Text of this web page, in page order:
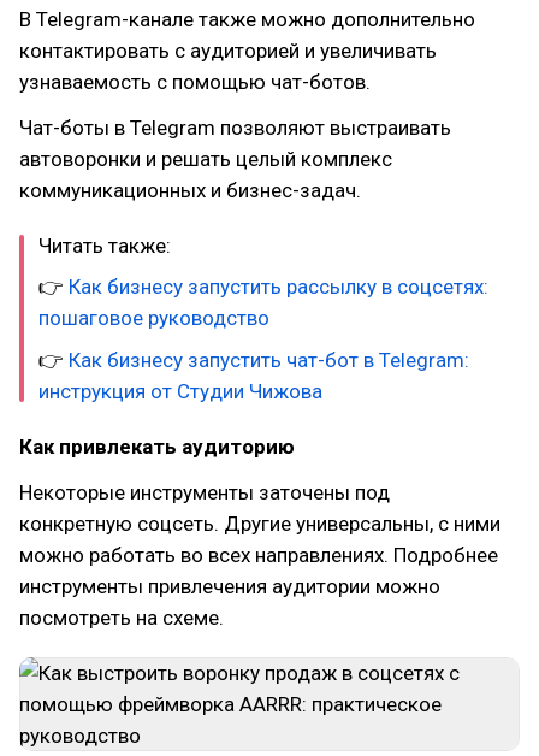
В Telegram-канале также можно дополнительно
контактировать с аудиторией и увеличивать
узнаваемость с помощью чат-ботов.
Чат-боты в Telegram позволяют выстраивать
автоворонки и решать целый комплекс
коммуникационных и бизнес-задач.
Читать также:
👉 Как бизнесу запустить рассылку в соцсетях:
пошаговое руководство
👉 Как бизнесу запустить чат-бот в Telegram:
инструкция от Студии Чижова
Как привлекать аудиторию
Некоторые инструменты заточены под
конкретную соцсеть. Другие универсальны, с ними
можно работать во всех направлениях. Подробнее
инструменты привлечения аудитории можно
посмотреть на схеме.